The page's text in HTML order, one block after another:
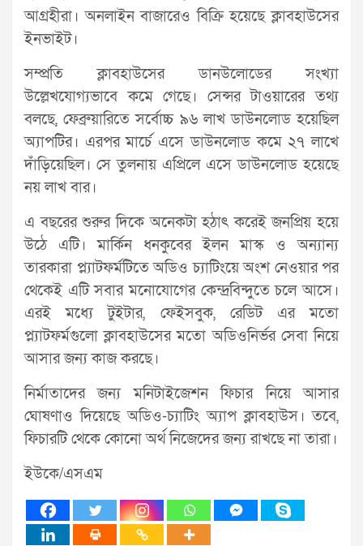
আগ্রহীরা। অনলাইন বাজারেও বিক্রি হয়েছে ক্লাবহাউসের
ইনভাইট।
সম্প্রতি ক্লাবহাউসের ডানউলোডের সংখ্যা
উল্লেখযোগ্যভাবে কমে গেছে। সেন্সর টাওয়ারের তথ্য
বলছে, ফেব্রুয়ারিতে সর্বোচ্চ ৯৬ লাখ ডাউনলোড হয়েছিল
অ্যাপটির। এরপর মার্চে এসে ডাউনলোড কমে ২৭ লাখে
দাঁড়িয়েছিল। সে তুলনায় এপ্রিলে এসে ডাউনলোড হয়েছে
নয় লাখ বার।
এ বছরের শুরুর দিকে অনেকটা হঠাৎ করেই জনপ্রিয় হয়ে
উঠে এটি। মার্কিন ধনকুবের ইলন মাস্ক ও অন্যান্য
তারকারা প্ল্যাটফর্মটিতে অডিও চ্যাটিংয়ে অংশ নেওয়ার পর
থেকেই এটি সবার মনোযোগের কেন্দ্রবিন্দুতে চলে আসে।
এরই মধ্যে টুইটার, ফেইসবুক, রেডিট এর মতো
প্ল্যাটফর্মগুলো ক্লাবহাউসের মতো অডিওনির্ভর সেবা নিয়ে
আসার জন্য কাজ করছে।
নির্মাতাদের জন্য মনিটাইজেশন ফিচার নিয়ে আসার
ঘোষণাও দিয়েছে অডিও-চ্যাটিং অ্যাপ ক্লাবহাউস। তবে,
ফিচারটি থেকে কোনো অর্থ নিজেদের জন্য রাখছে না তারা।
ইউকে/এসএম